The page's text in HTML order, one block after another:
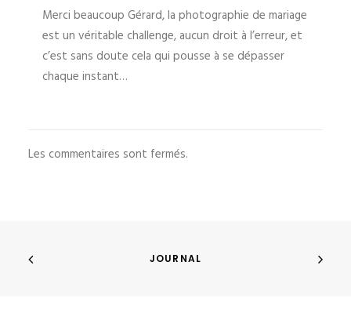
Merci beaucoup Gérard, la photographie de mariage
est un véritable challenge, aucun droit à l’erreur, et
c’est sans doute cela qui pousse à se dépasser
chaque instant…
Les commentaires sont fermés.
JOURNAL